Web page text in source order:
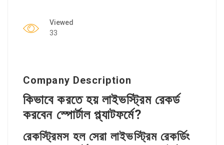
Viewed
33
Company Description
কিভাবে করতে হয় লাইভস্ট্রিম রেকর্ড
করবেন স্পোর্টাল প্ল্যাটফর্মে?
রেকস্ট্রিমস হল সেরা লাইভস্ট্রিম রেকর্ডিং